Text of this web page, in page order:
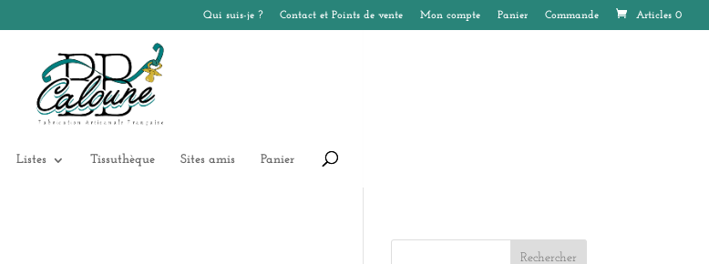
Qui suis-je ? Contact et Points de vente Mon compte Panier Commande Articles 0
Listes Tissuthèque Sites amis Panier